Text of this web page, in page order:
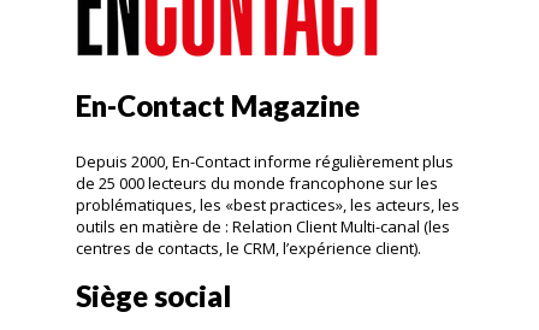
En-Contact Magazine
Depuis 2000, En-Contact informe régulièrement plus
de 25 000 lecteurs du monde francophone sur les
problématiques, les «best practices», les acteurs, les
outils en matière de : Relation Client Multi-canal (les
centres de contacts, le CRM, l’expérience client).
Siège social